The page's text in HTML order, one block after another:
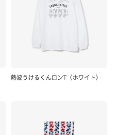
熱波うけるくんロンT（ホワイト）